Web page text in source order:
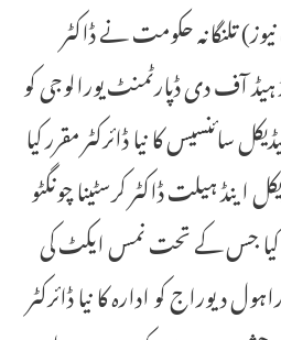
نیوز) تلنگانہ حکومت نے ڈاکٹر
آف دی ڈپارٹمنٹ یورالوجی کو
کا نیا ڈائرکٹر مقرر کیا
ہیلت ڈاکٹر کرسٹینا چونگٹو
ٹی 179 جاری کیا جس کے تحت نمس ایکٹ کی
راہول دیوراج کو ادارہ کا نیا ڈائرکٹر